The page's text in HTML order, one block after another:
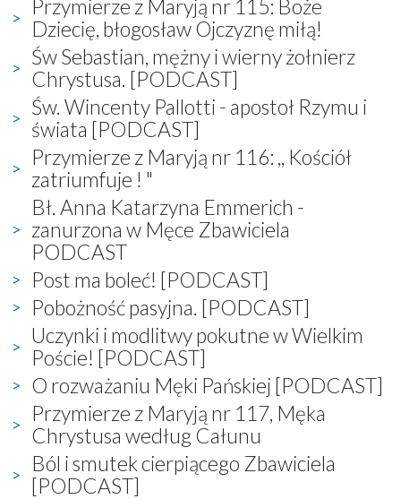
Przymierze z Maryją nr 115: Boże
Dziecię, błogosław Ojczyznę miłą!
Św Sebastian, mężny i wierny żołnierz
Chrystusa. [PODCAST]
Św. Wincenty Pallotti - apostoł Rzymu i
świata [PODCAST]
Przymierze z Maryją nr 116: ,, Kościół
zatriumfuje ! "
Bł. Anna Katarzyna Emmerich -
zanurzona w Męce Zbawiciela
PODCAST
Post ma boleć! [PODCAST]
Pobożność pasyjna. [PODCAST]
Uczynki i modlitwy pokutne w Wielkim
Poście! [PODCAST]
O rozważaniu Męki Pańskiej [PODCAST]
Przymierze z Maryją nr 117, Męka
Chrystusa według Całunu
Ból i smutek cierpiącego Zbawiciela
[PODCAST]